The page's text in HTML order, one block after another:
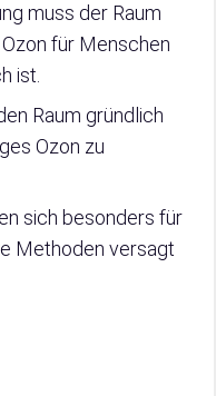
muss der Raum
für Menschen
ist.
Raum gründlich
Ozon zu
sich besonders für
Methoden versagt